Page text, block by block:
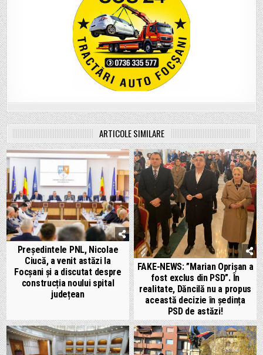
ARTICOLE SIMILARE
Președintele PNL, Nicolae
Ciucă, a venit astăzi la
Focșani și a discutat despre
construcția noului spital
județean
FAKE-NEWS: ”Marian Oprișan a
fost exclus din PSD”. În
realitate, Dăncilă nu a propus
această decizie în ședința
PSD de astăzi!